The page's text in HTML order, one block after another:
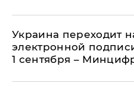
Украина переходит
электронной
1 сентября –